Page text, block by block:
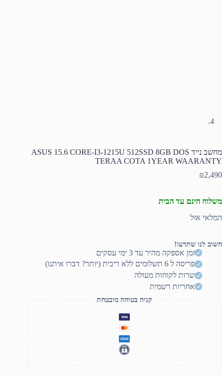
מחשב נייד ASUS 15.6 CORE-I3-1215U 512SSD 8GB DOS
TERAA COTA 1YEAR WAARANTY
₪2,490
משלוח חינם עד הבית
המלאי אזל
חשוב לנו שתדעו!
זמן אספקה מהיר עד 3 ימי עסקים
פריסה ל 6 תשלומים ללא ריבית (יותר? דברו איתנו)
שרות לקוחות מעולה
אחריות רשמית
קניה בטוחה מובטחת